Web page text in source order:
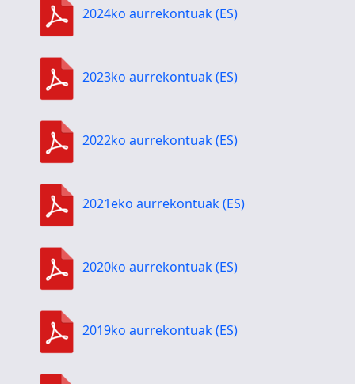
2024ko aurrekontuak (ES)
2023ko aurrekontuak (ES)
2022ko aurrekontuak (ES)
2021eko aurrekontuak (ES)
2020ko aurrekontuak (ES)
2019ko aurrekontuak (ES)